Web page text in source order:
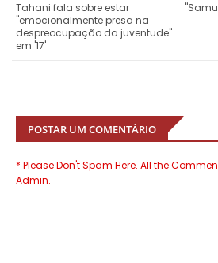
Tahani fala sobre estar
"emocionalmente presa na
despreocupação da juventude"
em '17'
POSTAR UM COMENTÁRIO
* Please Don't Spam Here. All the
Admin.